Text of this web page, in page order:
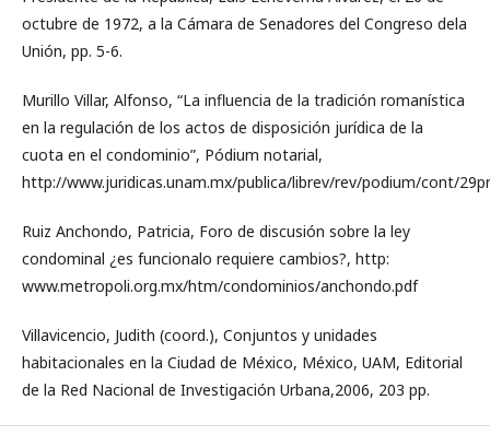
octubre de 1972, a la Cámara de Senadores del Congreso dela
Unión, pp. 5-6.
Murillo Villar, Alfonso, “La influencia de la tradición romanística
en la regulación de los actos de disposición jurídica de la
cuota en el condominio”, Pódium notarial,
http://www.juridicas.unam.mx/publica/librev/rev/podium/cont/
Ruiz Anchondo, Patricia, Foro de discusión sobre la ley
condominal ¿es funcionalo requiere cambios?, http:
www.metropoli.org.mx/htm/condominios/anchondo.pdf
Villavicencio, Judith (coord.), Conjuntos y unidades
habitacionales en la Ciudad de México, México, UAM, Editorial
de la Red Nacional de Investigación Urbana,2006, 203 pp.